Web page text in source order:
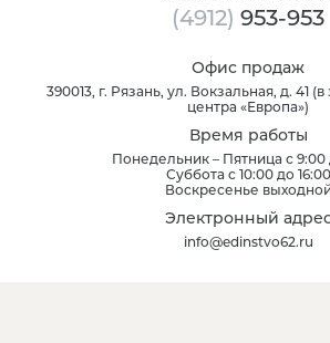
(4912) 953-953
Офис продаж
390013, г. Рязань, ул. Вокзальная, д. 41 (в
центра «Европа»)
Время работы
Понедельник – Пятница с 9:00
Суббота с 10:00 до 16:00
Воскресенье
Электронный
info@edinstvo62.ru